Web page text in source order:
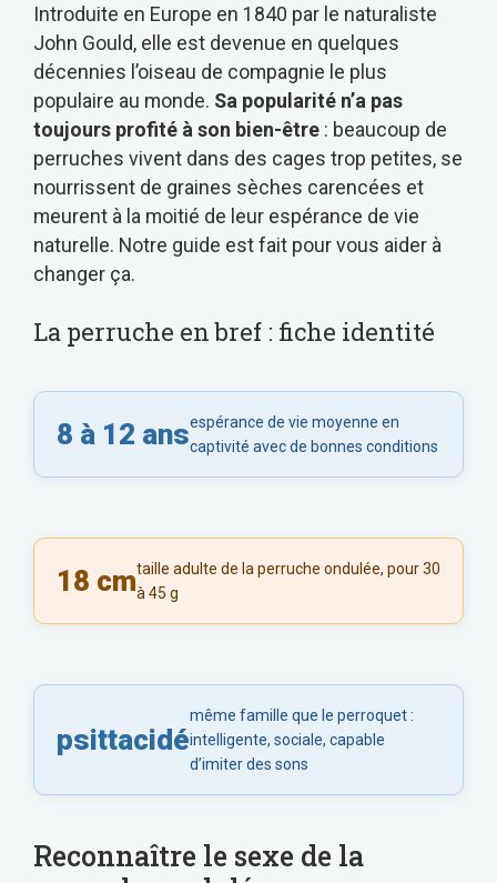
Introduite en Europe en 1840 par le naturaliste
John Gould, elle est devenue en quelques
décennies l’oiseau de compagnie le plus
populaire au monde. Sa popularité n’a pas
toujours profité à son bien-être : beaucoup de
perruches vivent dans des cages trop petites, se
nourrissent de graines sèches carencées et
meurent à la moitié de leur espérance de vie
naturelle. Notre guide est fait pour vous aider à
changer ça.
La perruche en bref : fiche identité
8 à 12 ansespérance de vie moyenne en
captivité avec de bonnes conditions
18 cmtaille adulte de la perruche ondulée, pour 30
à 45 g
psittacidé
même famille que le perroquet :
intelligente, sociale, capable
d’imiter des sons
Reconnaître le sexe de la